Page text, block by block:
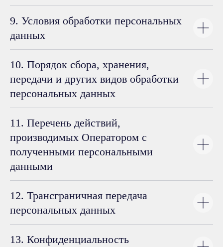
9. Условия обработки персональных
данных
10. Порядок сбора, хранения,
передачи и других видов обработки
персональных данных
11. Перечень действий,
производимых Оператором с
полученными персональными
данными
12. Трансграничная передача
персональных данных
13. Конфиденциальность
Закажите расчёт аренды
оборудования
Оставьте заявку, и мы подберем решение,
Я соглашаюсь с условиями обработки